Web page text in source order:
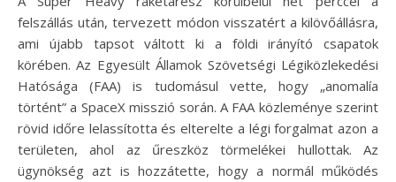
felszállás után, tervezett módon visszatért a kilövőállásra,
ami újabb tapsot váltott ki a földi irányító csapatok
körében. Az Egyesült Államok Szövetségi Légiközlekedési
Hatósága (FAA) is tudomásul vette, hogy „anomalía
történt” a SpaceX misszió során. A FAA közleménye szerint
rövid időre lelassította és elterelte a légi forgalmat azon a
területen, ahol az űreszköz törmelékei hullottak. Az
ügynökség azt is hozzátette, hogy a normál működés